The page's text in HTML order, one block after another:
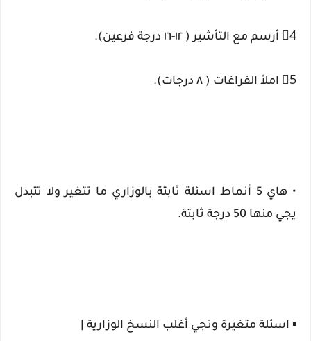
4⃣ أرسم مع التأشير ( ١٢-١٦ درجة فرعين).
5⃣ املأ الفراغات ( ٨ درجات).
• هاي 5 أنماط اسئلة ثابتة بالوزاري ما تتغير ولا تتبدل
يجي منها 50 درجة ثابتة.
▪️ اسئلة متغيرة وتجي أغلب النسخ الوزارية |